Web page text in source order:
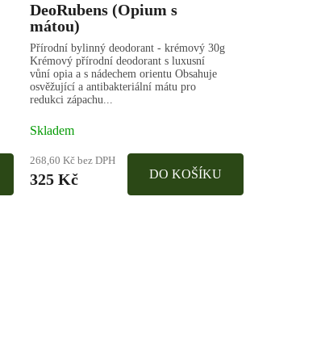
DeoRubens (Opium s
mátou)
Přírodní bylinný deodorant - krémový 30g
Krémový přírodní deodorant s luxusní
vůní opia a s nádechem orientu Obsahuje
osvěžující a antibakteriální mátu pro
redukci zápachu...
Skladem
268,60 Kč bez DPH
325 Kč DO KOŠÍKU